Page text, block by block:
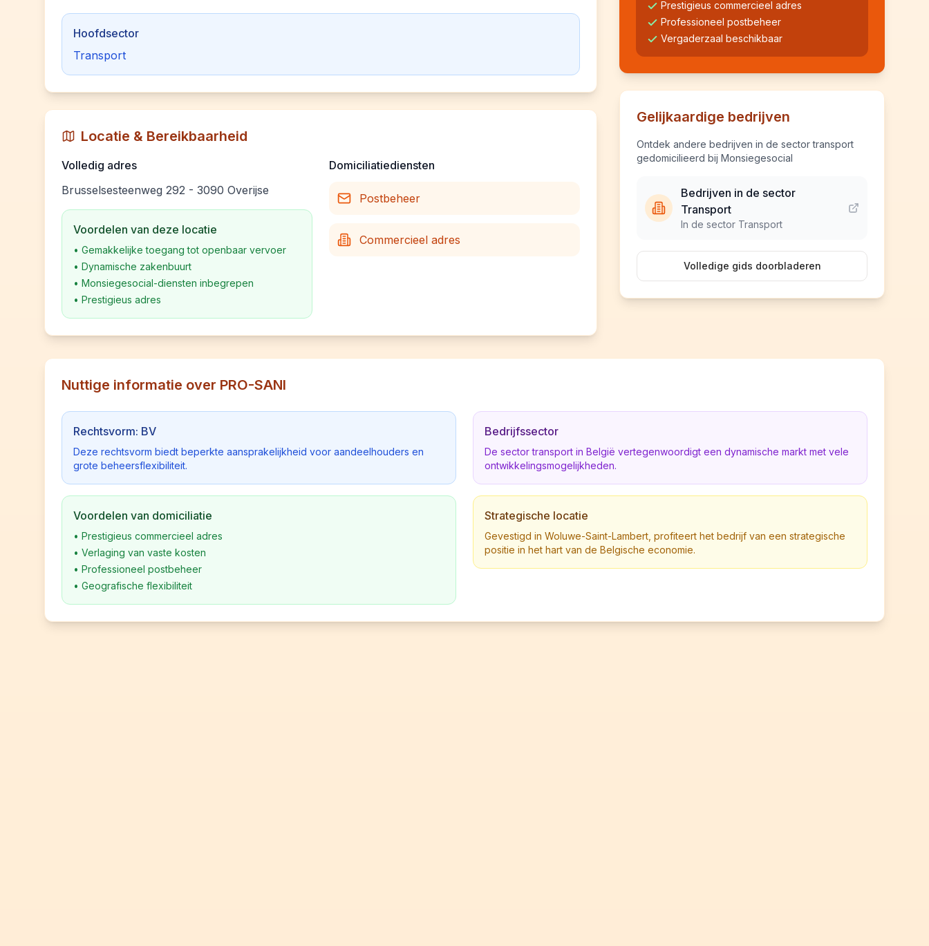
Hoofdsector
Transport
Locatie & Bereikbaarheid
Volledig adres
Brusselsesteenweg 292 - 3090 Overijse
Voordelen van deze locatie
• Gemakkelijke toegang tot openbaar vervoer
• Dynamische zakenbuurt
• Monsiegesocial-diensten inbegrepen
• Prestigieus adres
Domiciliatiediensten
Postbeheer
Commercieel adres
Prestigieus commercieel adres
Professioneel postbeheer
Vergaderzaal beschikbaar
Gelijkaardige bedrijven
Ontdek andere bedrijven in de sector transport
gedomicilieerd bij Monsiegesocial
Bedrijven in de sector
Transport
In de sector Transport
Volledige gids doorbladeren
Nuttige informatie over PRO-SANI
Rechtsvorm: BV
Deze rechtsvorm biedt beperkte aansprakelijkheid voor aandeelhouders en
grote beheersflexibiliteit.
Voordelen van domiciliatie
• Prestigieus commercieel adres
• Verlaging van vaste kosten
• Professioneel postbeheer
• Geografische flexibiliteit
Bedrijfssector
De sector transport in België vertegenwoordigt een dynamische markt met vele
ontwikkelingsmogelijkheden.
Strategische locatie
Gevestigd in Woluwe-Saint-Lambert, profiteert het bedrijf van een strategische
positie in het hart van de Belgische economie.